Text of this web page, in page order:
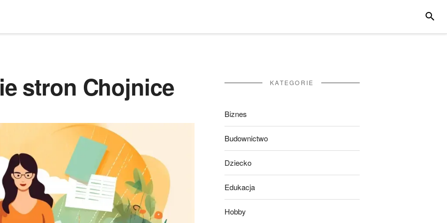
stron Chojnice KATEGORIE
Biznes
Budownictwo
Dziecko
Edukacja
Hobby